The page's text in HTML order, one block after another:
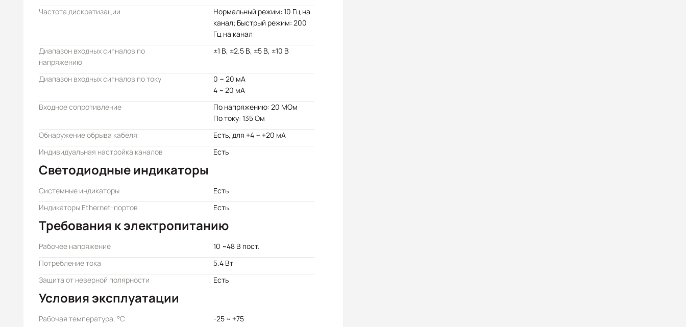
Частота дискретизации
Нормальный режим: 10 Гц на
канал; Быстрый режим: 200
Гц на канал
Диапазон входных сигналов по
напряжению
±1 В, ±2.5 В, ±5 В, ±10 В
Диапазон входных сигналов по току
0 ~ 20 мА
4 ~ 20 мА
Входное сопротивление
По напряжению: 20 МОм
По току: 135 Ом
Обнаружение обрыва кабеля
Есть, для +4 ~ +20 мА
Индивидуальная настройка каналов
Есть
Светодиодные индикаторы
Системные индикаторы
Есть
Индикаторы Ethernet-портов
Есть
Требования к электропитанию
Рабочее напряжение
10 ~48 В пост.
Потребление тока
5.4 Вт
Защита от неверной полярности
Есть
Условия эксплуатации
Рабочая температура, °C
-25 ~ +75